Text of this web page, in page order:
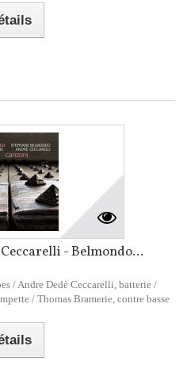
- Belmondo...
/ Andre Dedè Ceccarelli, batterie /
/ Thomas Bramerie, contre basse